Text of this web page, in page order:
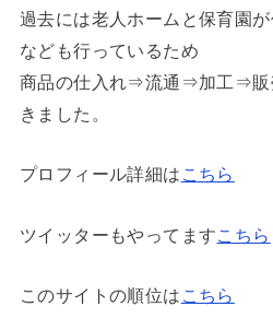
過去には老人ホームと保育園
なども行っているため
商品の仕入れ⇒流通⇒加工⇒販
きました。
プロフィール詳細は こちら
ツイッターもやってます こちら
このサイトの順位は こちら